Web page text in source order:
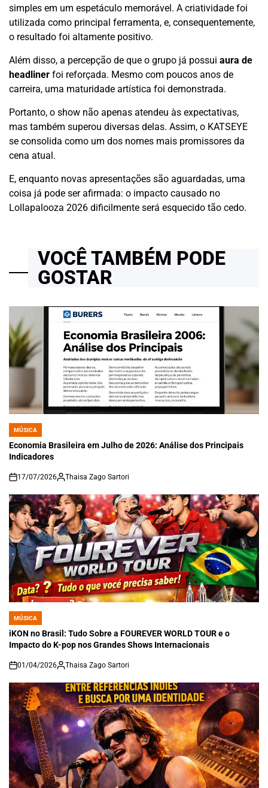
simples em um espetáculo memorável. A criatividade foi
utilizada como principal ferramenta, e, consequentemente,
o resultado foi altamente positivo.
Além disso, a percepção de que o grupo já possui aura de
headliner foi reforçada. Mesmo com poucos anos de
carreira, uma maturidade artística foi demonstrada.
Portanto, o show não apenas atendeu às expectativas,
mas também superou diversas delas. Assim, o KATSEYE
se consolida como um dos nomes mais promissores da
cena atual.
E, enquanto novas apresentações são aguardadas, uma
coisa já pode ser afirmada: o impacto causado no
Lollapalooza 2026 dificilmente será esquecido tão cedo.
VOCÊ TAMBÉM PODE
GOSTAR
POSTED
IN
MÚSICA
Economia Brasileira em Julho de 2026: Análise dos Principais
Indicadores
on
17/07/2026 Thaisa Zago Sartori
POSTED
IN
MÚSICA
iKON no Brasil: Tudo Sobre a FOUREVER WORLD TOUR e o
Impacto do K-pop nos Grandes Shows Internacionais
on
01/04/2026 Thaisa Zago Sartori